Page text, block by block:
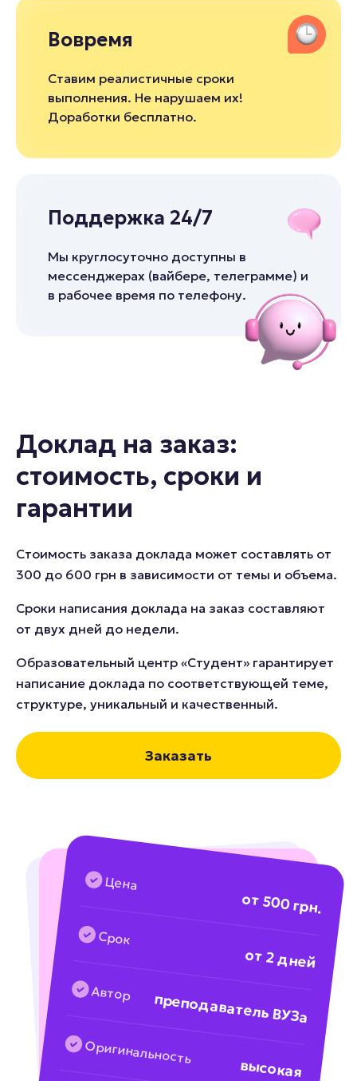
Вовремя
Ставим реалистичные сроки
выполнения. Не нарушаем их!
Доработки бесплатно.
Поддержка 24/7
Мы круглосуточно доступны в
мессенджерах (вайбере, телеграмме) и
в рабочее время по телефону.
Доклад на заказ:
стоимость, сроки и
гарантии
Стоимость заказа доклада может составлять от
300 до 600 грн в зависимости от темы и объема.
Сроки написания доклада на заказ составляют
от двух дней до недели.
Образовательный центр «Студент» гарантирует
написание доклада по соответствующей теме,
структуре, уникальный и качественный.
Заказать
Цена
от 500 грн.
Срок
от 2 дней
Автор преподаватель ВУЗа
Оригинальность
высокая